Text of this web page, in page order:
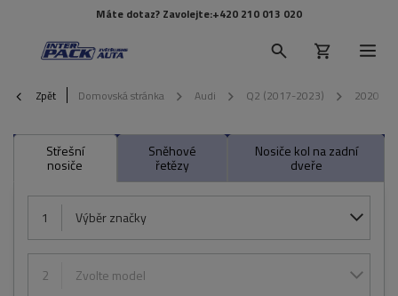
Máte dotaz? Zavolejte:+420 210 013 020
Zpět Domovská stránka Audi Q2 (2017-2023) 2020
Střešní
nosiče
Sněhové
řetězy
Nosiče kol na zadní
dveře
1 Výběr značky
2 Zvolte model